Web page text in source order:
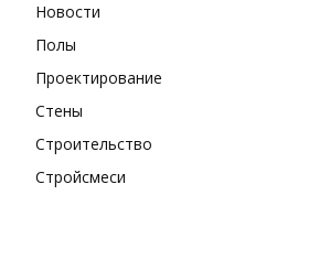
Новости
Полы
Проектирование
Стены
Строительство
Стройсмеси